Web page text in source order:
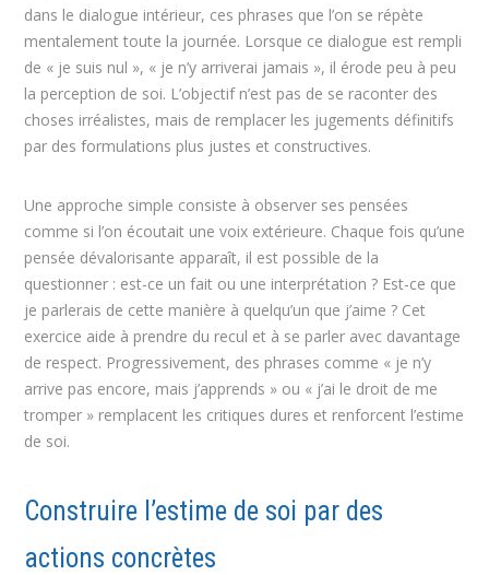
dans le dialogue intérieur, ces phrases que l’on se répète
mentalement toute la journée. Lorsque ce dialogue est rempli
de « je suis nul », « je n’y arriverai jamais », il érode peu à peu
la perception de soi. L’objectif n’est pas de se raconter des
choses irréalistes, mais de remplacer les jugements définitifs
par des formulations plus justes et constructives.
Une approche simple consiste à observer ses pensées
comme si l’on écoutait une voix extérieure. Chaque fois qu’une
pensée dévalorisante apparaît, il est possible de la
questionner : est-ce un fait ou une interprétation ? Est-ce que
je parlerais de cette manière à quelqu’un que j’aime ? Cet
exercice aide à prendre du recul et à se parler avec davantage
de respect. Progressivement, des phrases comme « je n’y
arrive pas encore, mais j’apprends » ou « j’ai le droit de me
tromper » remplacent les critiques dures et renforcent l’estime
de soi.
Construire l’estime de soi par des
actions concrètes